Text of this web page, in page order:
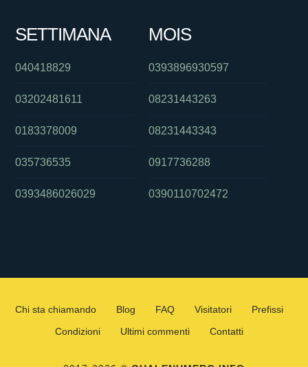
SETTIMANA
040418829
03202481611
0183378009
035736535
0393486026029
MOIS
0393896930597
08231443263
08231443343
0917736288
0390110702472
Chi sta chiamando Blog FAQ Visitatori
Prefissi
Condizioni
Ultimi commenti Contatti